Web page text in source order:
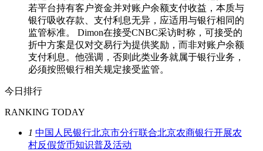
若平台持有客户资金并对账户余额支付收益，本质与
银行吸收存款、支付利息无异，应适用与银行相同的
监管标准。 Dimon在接受CNBC采访时称，可接受的
折中方案是仅对交易行为提供奖励，而非对账户余额
支付利息。他强调，否则此类业务就属于银行业务，
必须按照银行相关规定接受监管。
今日排行
RANKING TODAY
1 中国人民银行北京市分行联合北京农商银行开展农
村反假货币知识普及活动